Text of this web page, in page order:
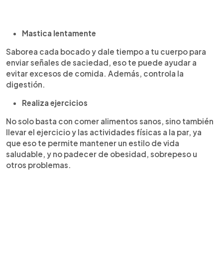
Mastica lentamente
Saborea cada bocado y dale tiempo a tu cuerpo para
enviar señales de saciedad, eso te puede ayudar a
evitar excesos de comida. Además, controla la
digestión.
Realiza ejercicios
No solo basta con comer alimentos sanos, sino también
llevar el ejercicio y las actividades físicas a la par, ya
que eso te permite mantener un estilo de vida
saludable, y no padecer de obesidad, sobrepeso u
otros problemas.